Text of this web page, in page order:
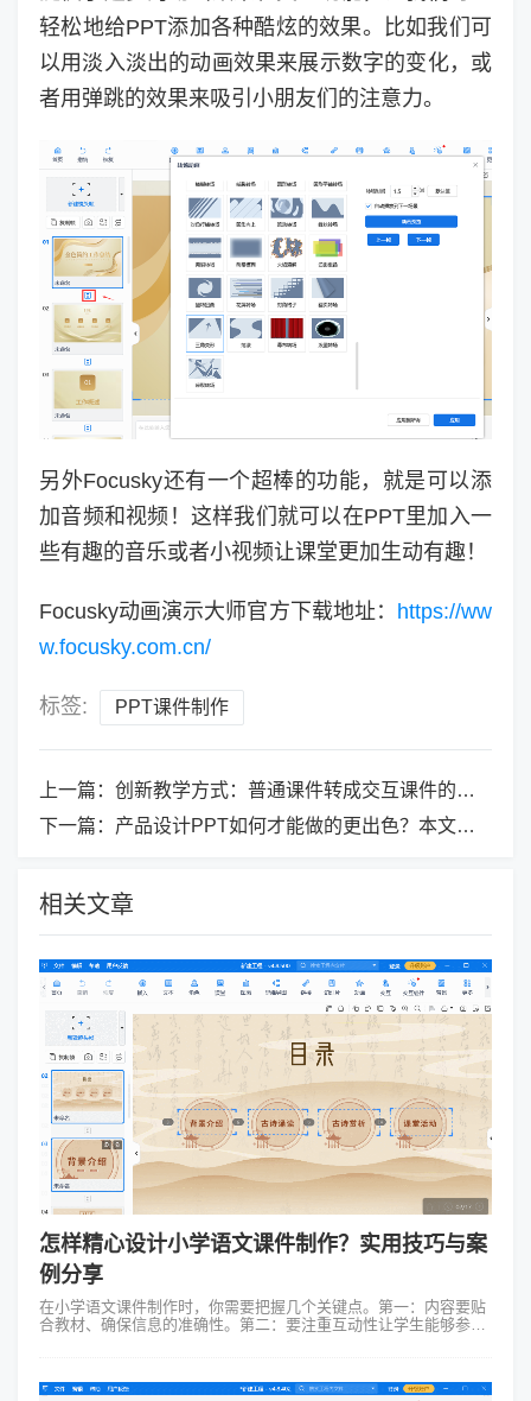
轻松地给PPT添加各种酷炫的效果。比如我们可
以用淡入淡出的动画效果来展示数字的变化，或
者用弹跳的效果来吸引小朋友们的注意力。
另外Focusky还有一个超棒的功能，就是可以添
加音频和视频！这样我们就可以在PPT里加入一
些有趣的音乐或者小视频让课堂更加生动有趣！
Focusky动画演示大师官方下载地址： https://ww
w.focusky.com.cn/
标签: PPT课件制作
上一篇： 创新教学方式：普通课件转成交互课件的跃升
下一篇： 产品设计PPT如何才能做的更出色？本文帮你搞定！
相关文章
怎样精心设计小学语文课件制作？实用技巧与案
例分享
在小学语文课件制作时，你需要把握几个关键点。第一：内容要贴
合教材、确保信息的准确性。第二：要注重互动性让学生能够参与